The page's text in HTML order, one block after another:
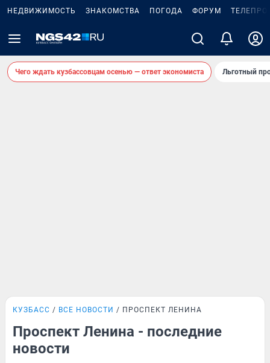
НЕДВИЖИМОСТЬ ЗНАКОМСТВА ПОГОДА ФОРУМ
Чего ждать кузбассовцам осенью — ответ экономиста Льготный
КУЗБАСС ВСЕ НОВОСТИ ПРОСПЕКТ ЛЕНИНА
Проспект Ленина - последние
новости